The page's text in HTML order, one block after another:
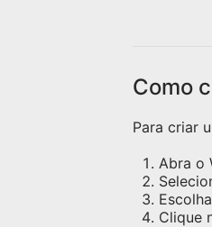
e faça
Como
Para criar
Abra o
Clique